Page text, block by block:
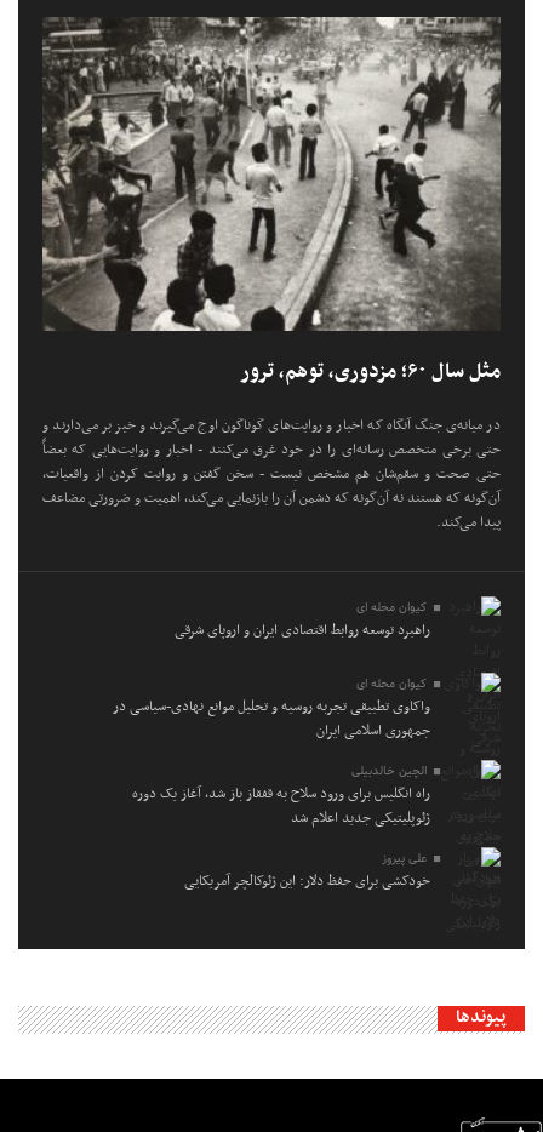
مثل سال ۶۰؛ مزدوری، توهم، ترور
در میانه‌ی جنگ آنگاه که اخبار و روایت‌های گوناگون اوج می‌گیرند و خیز بر می‌دارند و
حتی برخی متخصص رسانه‌ای را در خود غرق می‌کنند - اخبار و روایت‌هایی که بعضاً
حتی صحت و سقم‌شان هم مشخص نیست - سخن گفتن و روایت کردن از واقعیات،
آن‌گونه که هستند نه آن‌گونه که دشمن آن را بازنمایی می‌کند، اهمیت و ضرورتی مضاعف
پیدا می‌کند.
کیوان محله ای
راهبرد توسعه روابط اقتصادی ایران و اروپای شرقی
کیوان محله ای
واکاوی تطبیقی تجربه روسیه و تحلیل موانع نهادی-سیاسی در
جمهوری اسلامی ایران
الچین خالدبیلی
راه انگلیس برای ورود سلاح به قفقاز باز شد، آغاز یک دوره
ژئوپلیتیکی جدید اعلام شد
علی پیروز
خودکشی برای حفظ دلار: این ژئوکالچر آمریکایی
پیوندها